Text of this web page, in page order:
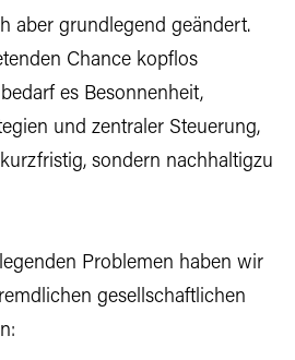
aber grundlegend geändert.
Chance kopflos
es Besonnenheit,
und zentraler Steuerung,
sondern nachhaltigzu
Problemen haben wir
gesellschaftlichen